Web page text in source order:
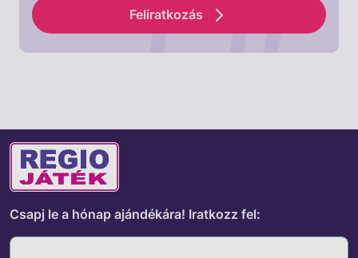
Feliratkozás
Csapj le a hónap ajándékára! Iratkozz fel: